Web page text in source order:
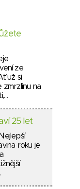
ze
už si
zmrzlinu na
25 let
roku je